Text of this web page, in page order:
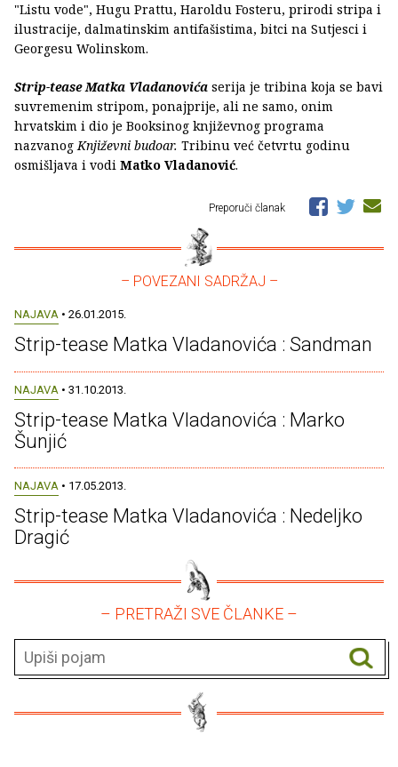
"Listu vode", Hugu Prattu, Haroldu Fosteru, prirodi stripa i
ilustracije, dalmatinskim antifašistima, bitci na Sutjesci i
Georgesu Wolinskom.
Strip-tease Matka Vladanovića serija je tribina koja se bavi
suvremenim stripom, ponajprije, ali ne samo, onim
hrvatskim i dio je Booksinog književnog programa
nazvanogKnjiževni budoar. Tribinu već četvrtu godinu
osmišljava i vodi Matko Vladanović.
Preporuči članak
– POVEZANI SADRŽAJ –
NAJAVA • 26.01.2015.
Strip-tease Matka Vladanovića : Sandman
NAJAVA • 31.10.2013.
Strip-tease Matka Vladanovića : Marko
Šunjić
NAJAVA • 17.05.2013.
Strip-tease Matka Vladanovića : Nedeljko
Dragić
– PRETRAŽI SVE ČLANKE –